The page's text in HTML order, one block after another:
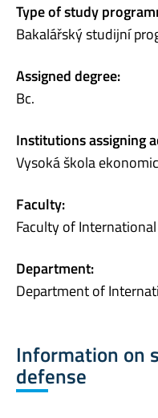
Type of study
Bakalářský studijní
Assigned degree:
Bc.
Institutions assigning
Vysoká škola
Faculty:
Faculty of
Department:
Department of
Information on
defense